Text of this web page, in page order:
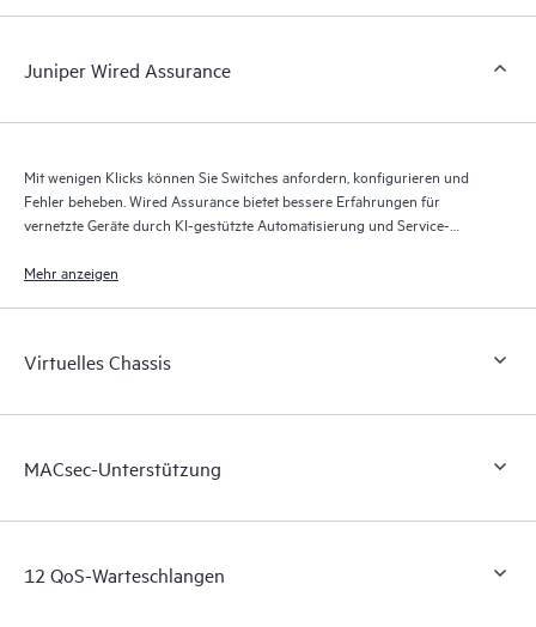
Juniper Wired Assurance
Mit wenigen Klicks können Sie Switches anfordern, konfigurieren und
Fehler beheben. Wired Assurance bietet bessere Erfahrungen für
vernetzte Geräte durch KI-gestützte Automatisierung und Service-
Cloud der Mist-Plattform.
Mehr anzeigen
Virtuelles Chassis
MACsec-Unterstützung
12 QoS-Warteschlangen